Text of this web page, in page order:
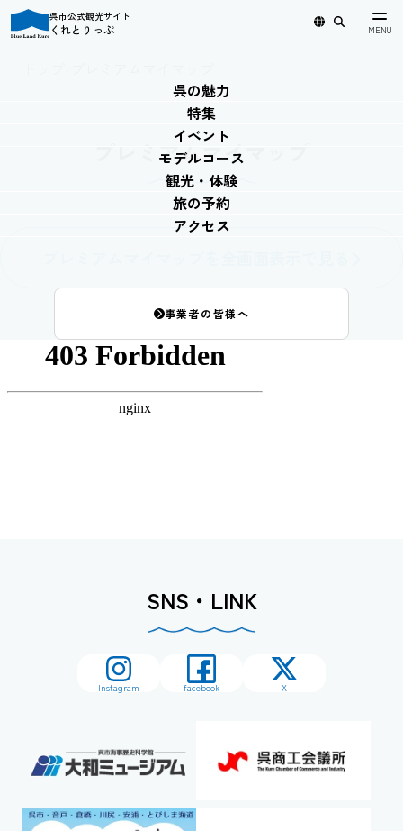
呉市公式観光サイト
くれとりっぷ
呉の魅力
特集
イベント
モデルコース
観光・体験
旅の予約
アクセス
事業者の皆様へ
プレミアムマイマップ
SNS・LINK
Instagram facebook X